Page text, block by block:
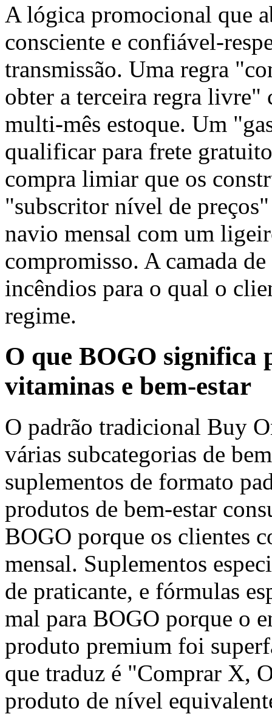
A lógica promocional que
consciente e confiável-
transmissão. Uma regra
obter a terceira regra livre"
multi-mês estoque. Um
qualificar para frete
compra limiar que os
"subscritor nível de
navio mensal com um
compromisso. A camada
incêndios para o qual o
regime.
O que BOGO significa
vitaminas e bem-estar
O padrão tradicional Buy
várias subcategorias de
suplementos de formato
produtos de bem-estar
BOGO porque os clientes
mensal. Suplementos
de praticante, e fórmulas
mal para BOGO porque o
produto premium foi
que traduz é "Comprar X,
produto de nível